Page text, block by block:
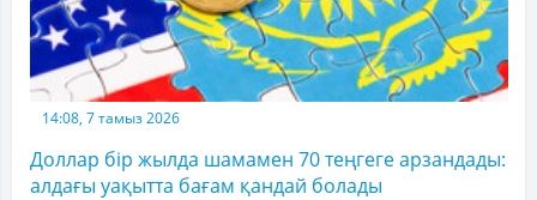
14:08, 7 тамыз 2026
Доллар бір жылда шамамен 70 теңгеге арзандады:
алдағы уақытта бағам қандай болады